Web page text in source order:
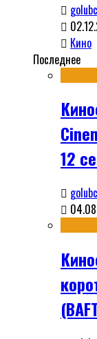
Кино
Последнее
12